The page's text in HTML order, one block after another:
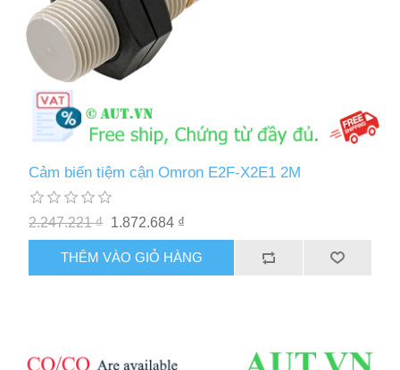
Cảm biến tiệm cận Omron E2F-X2E1 2M
2.247.221 ₫ 1.872.684 ₫
THÊM VÀO GIỎ HÀNG